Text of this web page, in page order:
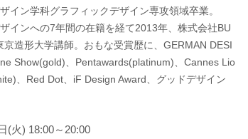
イン学科グラフィックデザイン専攻領域卒業。
インへの7年間の在籍を経て2013年、株式会社BU
京造形大学講師。おもな受賞歴に、GERMAN DESI
Show(gold)、Pentawards(platinum)、Cannes Lio
、Red Dot、iF Design Award、グッドデザイン
(火) 18:00～20:00